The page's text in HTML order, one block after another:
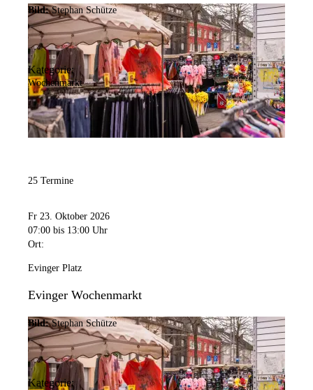
Bild: Stephan Schütze
Kategorie:
Wochenmarkt
25 Termine
Fr 23. Oktober 2026
07:00 bis 13:00 Uhr
Ort:
Evinger Platz
Evinger Wochenmarkt
Bild: Stephan Schütze
Kategorie: